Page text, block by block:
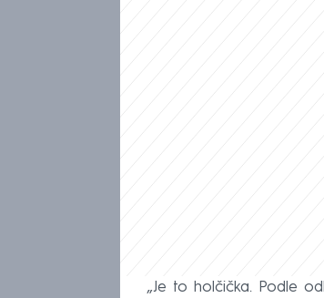
„Je to holčička. Podle